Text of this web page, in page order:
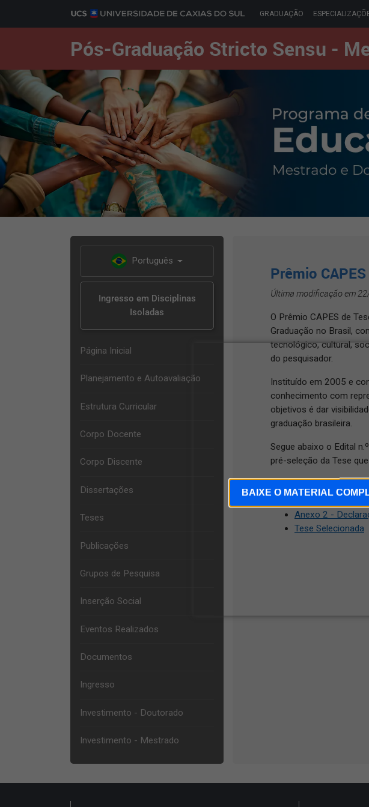
BAIXE O MATERIAL
GRADUAÇÃO
Pós-Graduação Stricto Sensu -
Português
Ingresso em Disciplinas
Isoladas
Página Inicial
Planejamento e Autoavaliação
Estrutura Curricular
Corpo Docente
Corpo Discente
Dissertações
Teses
Publicações
Grupos de Pesquisa
Inserção Social
Eventos Realizados
Documentos
Ingresso
Investimento - Doutorado
Investimento - Mestrado
Prêmio
Última modificação em
O Prêmio CAPES de
Graduação no Brasil,
tecnológico, cultural,
do pesquisador.
Instituído em 2005 e
conhecimento com
objetivos é dar
graduação brasileira.
Segue abaixo o Edital
pré-seleção da Tese
Edital Nº 04/
Anexo 1 - Carta
Anexo 2 -
Tese Selecionada